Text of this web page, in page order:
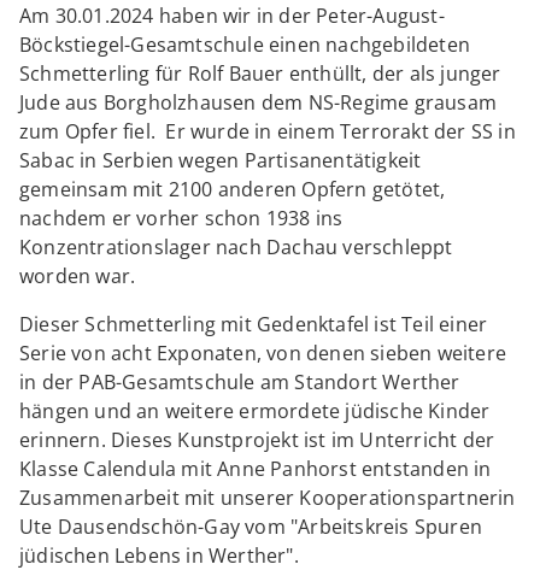
Am 30.01.2024 haben wir in der Peter-August-
Böckstiegel-Gesamtschule einen nachgebildeten
Schmetterling für Rolf Bauer enthüllt, der als junger
Jude aus Borgholzhausen dem NS-Regime grausam
zum Opfer fiel. Er wurde in einem Terrorakt der SS in
Sabac in Serbien wegen Partisanentätigkeit
gemeinsam mit 2100 anderen Opfern getötet,
nachdem er vorher schon 1938 ins
Konzentrationslager nach Dachau verschleppt
worden war.
Dieser Schmetterling mit Gedenktafel ist Teil einer
Serie von acht Exponaten, von denen sieben weitere
in der PAB-Gesamtschule am Standort Werther
hängen und an weitere ermordete jüdische Kinder
erinnern. Dieses Kunstprojekt ist im Unterricht der
Klasse Calendula mit Anne Panhorst entstanden in
Zusammenarbeit mit unserer Kooperationspartnerin
Ute Dausendschön-Gay vom "Arbeitskreis Spuren
jüdischen Lebens in Werther".